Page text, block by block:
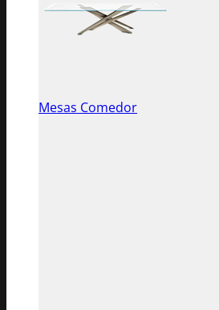
Mesas Comedor